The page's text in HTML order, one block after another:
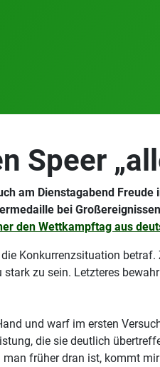
Speer
am Dienstagabend
bei
den Wettkampftag aus
Konkurrenzsituation
zu sein. Letzteres
und warf im ersten
die sie deutlich
früher dran ist, kommt